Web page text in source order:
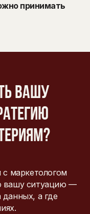
принимать
вашу
с маркетологом
вашу ситуацию —
данных, а где